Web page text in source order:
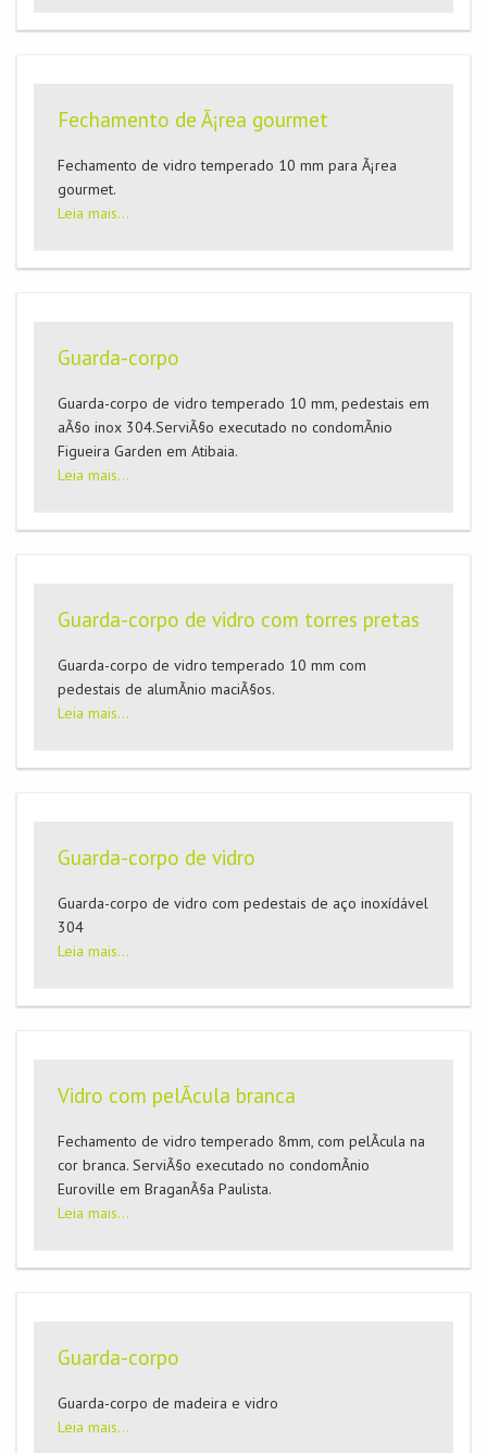
Fechamento de Ã¡rea gourmet
Fechamento de vidro temperado 10 mm para Ã¡rea
gourmet.
Leia mais...
Guarda-corpo
Guarda-corpo de vidro temperado 10 mm, pedestais em
aÃ§o inox 304.ServiÃ§o executado no condomÃ­nio
Figueira Garden em Atibaia.
Leia mais...
Guarda-corpo de vidro com torres pretas
Guarda-corpo de vidro temperado 10 mm com
pedestais de alumÃ­nio maciÃ§os.
Leia mais...
Guarda-corpo de vidro
Guarda-corpo de vidro com pedestais de aço inoxídável
304
Leia mais...
Vidro com pelÃ­cula branca
Fechamento de vidro temperado 8mm, com pelÃ­cula na
cor branca. ServiÃ§o executado no condomÃ­nio
Euroville em BraganÃ§a Paulista.
Leia mais...
Guarda-corpo
Guarda-corpo de madeira e vidro
Leia mais...